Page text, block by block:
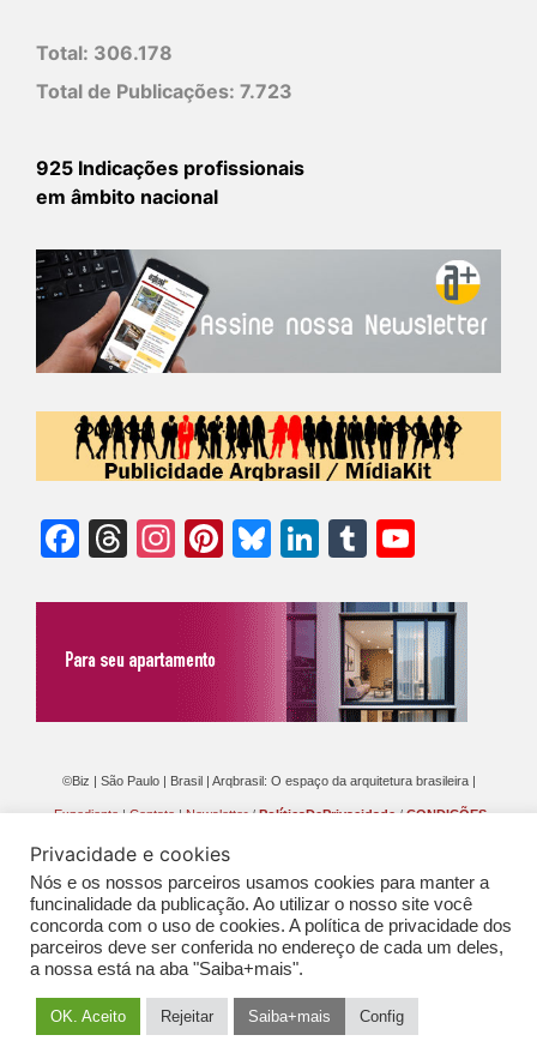
Total: 306.178
Total de Publicações: 7.723
925 Indicações profissionais
em âmbito nacional
Facebook
Threads
Instagram
Pinterest
Bluesky
LinkedIn
Tumblr
©Biz | São Paulo | Brasil | Arqbrasil: O espaço da arquitetura brasileira |
Expediente|Contato|Newsletter/PolíticaDePrivacidade/CONDIÇÕES
GERAIS DE PUBLICAÇÃO (CGP
Privacidade e cookies
Nós e os nossos parceiros usamos cookies para manter a
funcinalidade da publicação. Ao utilizar o nosso site você
concorda com o uso de cookies. A política de privacidade dos
parceiros deve ser conferida no endereço de cada um deles,
a nossa está na aba "Saiba+mais".
OK. Aceito Rejeitar Saiba+mais Config